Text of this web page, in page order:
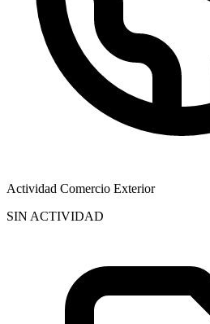
Actividad Comercio Exterior
SIN ACTIVIDAD